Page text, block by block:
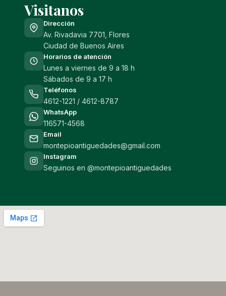
Visitanos
Dirección
Av. Rivadavia 7701, Flores
Ciudad de Buenos Aires
Horarios de atención
Lunes a viernes de 9 a 18 h
Sábados de 9 a 17 h
Teléfonos
4612-1221 / 4612-8787
WhatsApp
116571-4568
Email
montepioantiguedades@gmail.com
Instagram
Seguinos en @montepioantiguedades